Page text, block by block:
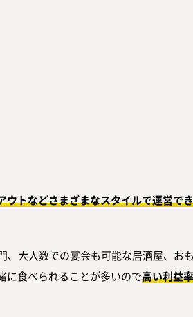
ウトなどさまざまなスタイルで運営で
大人数での宴会も可能な居酒屋、お
に食べられることが多いので高い利益